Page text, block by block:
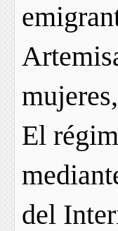
El
del